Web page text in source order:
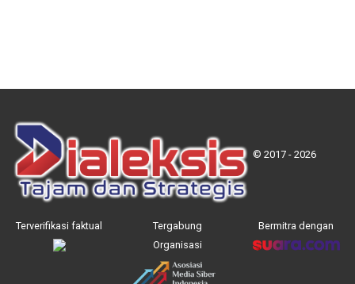
© 2017 - 2026
Terverifikasi faktual
Tergabung
Organisasi
Bermitra dengan